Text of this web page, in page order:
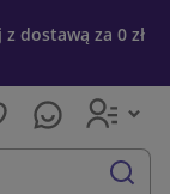
dostawą za 0 zł
szukaj